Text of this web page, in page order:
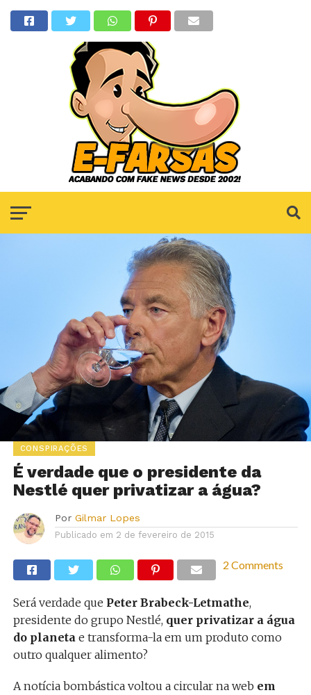
CONSPIRAÇÕES
É verdade que o presidente da
Nestlé quer privatizar a água?
Por Gilmar Lopes
Publicado em 2 de fevereiro de 2015
2 Comments
Será verdade que Peter Brabeck-Letmathe,
presidente do grupo Nestlé, quer privatizar a água
do planeta e transforma-la em um produto como
outro qualquer alimento?
A notícia bombástica voltou a circular na web em